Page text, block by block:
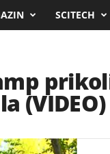
SCITECH
(VIDEO)